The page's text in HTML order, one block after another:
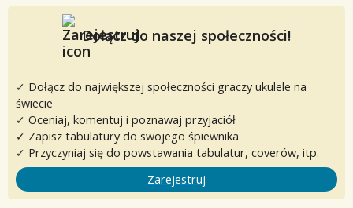
Dołącz do naszej społeczności!
✓ Dołącz do największej społeczności graczy ukulele na
świecie
✓ Oceniaj, komentuj i poznawaj przyjaciół
✓ Zapisz tabulatury do swojego śpiewnika
✓ Przyczyniaj się do powstawania tabulatur, coverów, itp.
Zarejestruj